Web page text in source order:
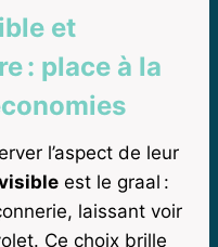
et
: place à la
l’aspect de leur
est le graal :
laissant voir
Ce choix brille